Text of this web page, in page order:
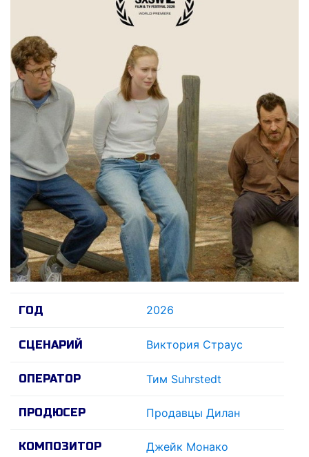
ГОД 2026
СЦЕНАРИЙ Виктория Страус
ОПЕРАТОР Тим Suhrstedt
ПРОДЮСЕР Продавцы Дилан
КОМПОЗИТОР Джейк Монако